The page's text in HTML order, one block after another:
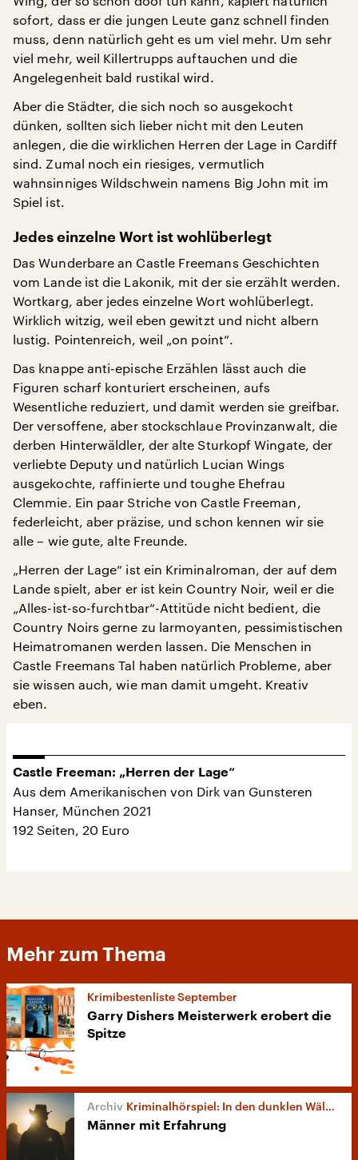
sofort, dass er die jungen Leute ganz schnell finden
muss, denn natürlich geht es um viel mehr. Um sehr
viel mehr, weil Killertrupps auftauchen und die
Angelegenheit bald rustikal wird.
Aber die Städter, die sich noch so ausgekocht
dünken, sollten sich lieber nicht mit den Leuten
anlegen, die die wirklichen Herren der Lage in Cardiff
sind. Zumal noch ein riesiges, vermutlich
wahnsinniges Wildschwein namens Big John mit im
Spiel ist.
Jedes einzelne Wort ist wohlüberlegt
Das Wunderbare an Castle Freemans Geschichten
vom Lande ist die Lakonik, mit der sie erzählt werden.
Wortkarg, aber jedes einzelne Wort wohlüberlegt.
Wirklich witzig, weil eben gewitzt und nicht albern
lustig. Pointenreich, weil „on point“.
Das knappe anti-epische Erzählen lässt auch die
Figuren scharf konturiert erscheinen, aufs
Wesentliche reduziert, und damit werden sie greifbar.
Der versoffene, aber stockschlaue Provinzanwalt, die
derben Hinterwäldler, der alte Sturkopf Wingate, der
verliebte Deputy und natürlich Lucian Wings
ausgekochte, raffinierte und toughe Ehefrau
Clemmie. Ein paar Striche von Castle Freeman,
federleicht, aber präzise, und schon kennen wir sie
alle – wie gute, alte Freunde.
„Herren der Lage“ ist ein Kriminalroman, der auf dem
Lande spielt, aber er ist kein Country Noir, weil er die
„Alles-ist-so-furchtbar“-Attitüde nicht bedient, die
Country Noirs gerne zu larmoyanten, pessimistischen
Heimatromanen werden lassen. Die Menschen in
Castle Freemans Tal haben natürlich Probleme, aber
sie wissen auch, wie man damit umgeht. Kreativ
eben.
Castle Freeman: „Herren der Lage“
Aus dem Amerikanischen von Dirk van Gunsteren
Hanser, München 2021
192 Seiten, 20 Euro
Mehr zum Thema
Krimibestenliste September
Garry Dishers Meisterwerk erobert die
Spitze
Kriminalhörspiel: In den dunklen Wäldern von Vermont
Männer mit Erfahrung